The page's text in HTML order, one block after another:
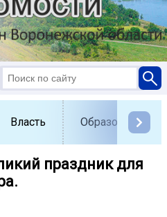
Власть Образование
праздник для